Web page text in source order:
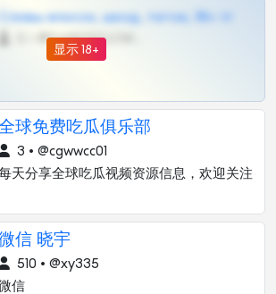
显示 18+
Сливы вписок, шкод, теток, 18+ тг
球免费吃瓜俱乐部
3 • @cgwwcc01
天分享全球吃瓜视频资源信息，欢迎关注
信 晓宇
510 • @xy335
信